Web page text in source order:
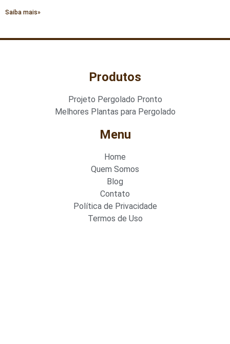
Saiba mais»
Produtos
Projeto Pergolado Pronto
Melhores Plantas para Pergolado
Menu
Home
Quem Somos
Blog
Contato
Política de Privacidade
Termos de Uso